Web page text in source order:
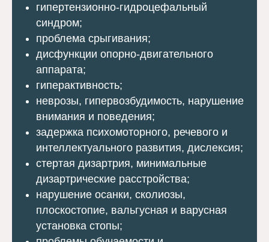
гипертензионно-гидроцефальный
синдром;
проблема срыгивания;
дисфункции опорно-двигательного
аппарата;
гиперактивность;
неврозы, гипервозбудимость, нарушение
внимания и поведения;
задержка психомоторного, речевого и
интеллектуального развития, дислексия;
стертая дизартрия, минимальные
дизартрические расстройства;
нарушение осанки, сколиозы,
плоскостопие, вальгусная и варусная
установка стопы;